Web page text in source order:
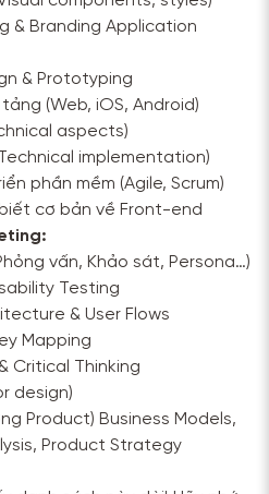
& Branding Application
& Prototyping
(Web, iOS, Android)
aspects)
implementation)
phần mềm (Agile, Scrum)
cơ bản về Front-end
vấn, Khảo sát, Persona…)
Testing
& User Flows
Mapping
Critical Thinking
design)
Product) Business Models,
Product Strategy